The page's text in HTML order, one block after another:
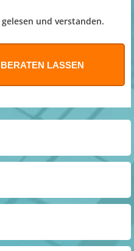
gelesen und verstanden.